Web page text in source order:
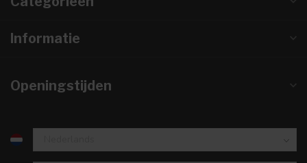
Informatie
Openingstijden